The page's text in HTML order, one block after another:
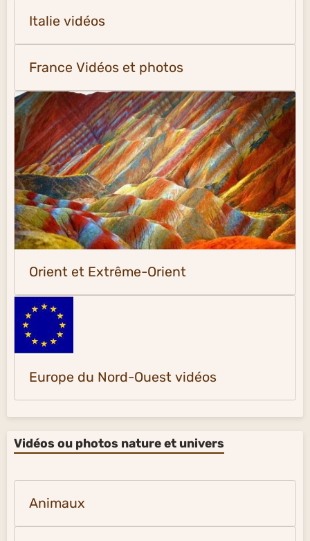
Italie vidéos
France Vidéos et photos
Orient et Extrême-Orient
Europe du Nord-Ouest vidéos
Vidéos ou photos nature et univers
Animaux